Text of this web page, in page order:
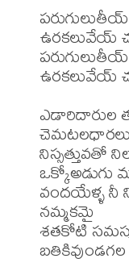
ఉరకలువేయ్
ఉరకలువేయ్
ఎడారిదారుల
నిస్సత్తువతో
ఒక్కోఅడుగు
వందయేళ్ళ నీ
నమ్మకమై
శతకోటి